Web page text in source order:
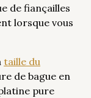
de fiançailles
lorsque vous
taille du
de bague en
pure